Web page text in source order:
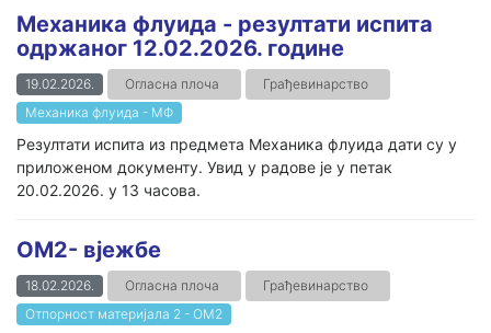
Механика флуида - резултати испита
одржаног 12.02.2026. године
19.02.2026. Огласна плоча
Грађевинарство
Механика флуида - МФ
Резултати испита из предмета Механика флуида дати су у
приложеном документу. Увид у радове је у петак
20.02.2026. у 13 часова.
ОМ2- вјежбе
18.02.2026. Огласна плоча
Грађевинарство
Отпорност материјала 2 - ОМ2